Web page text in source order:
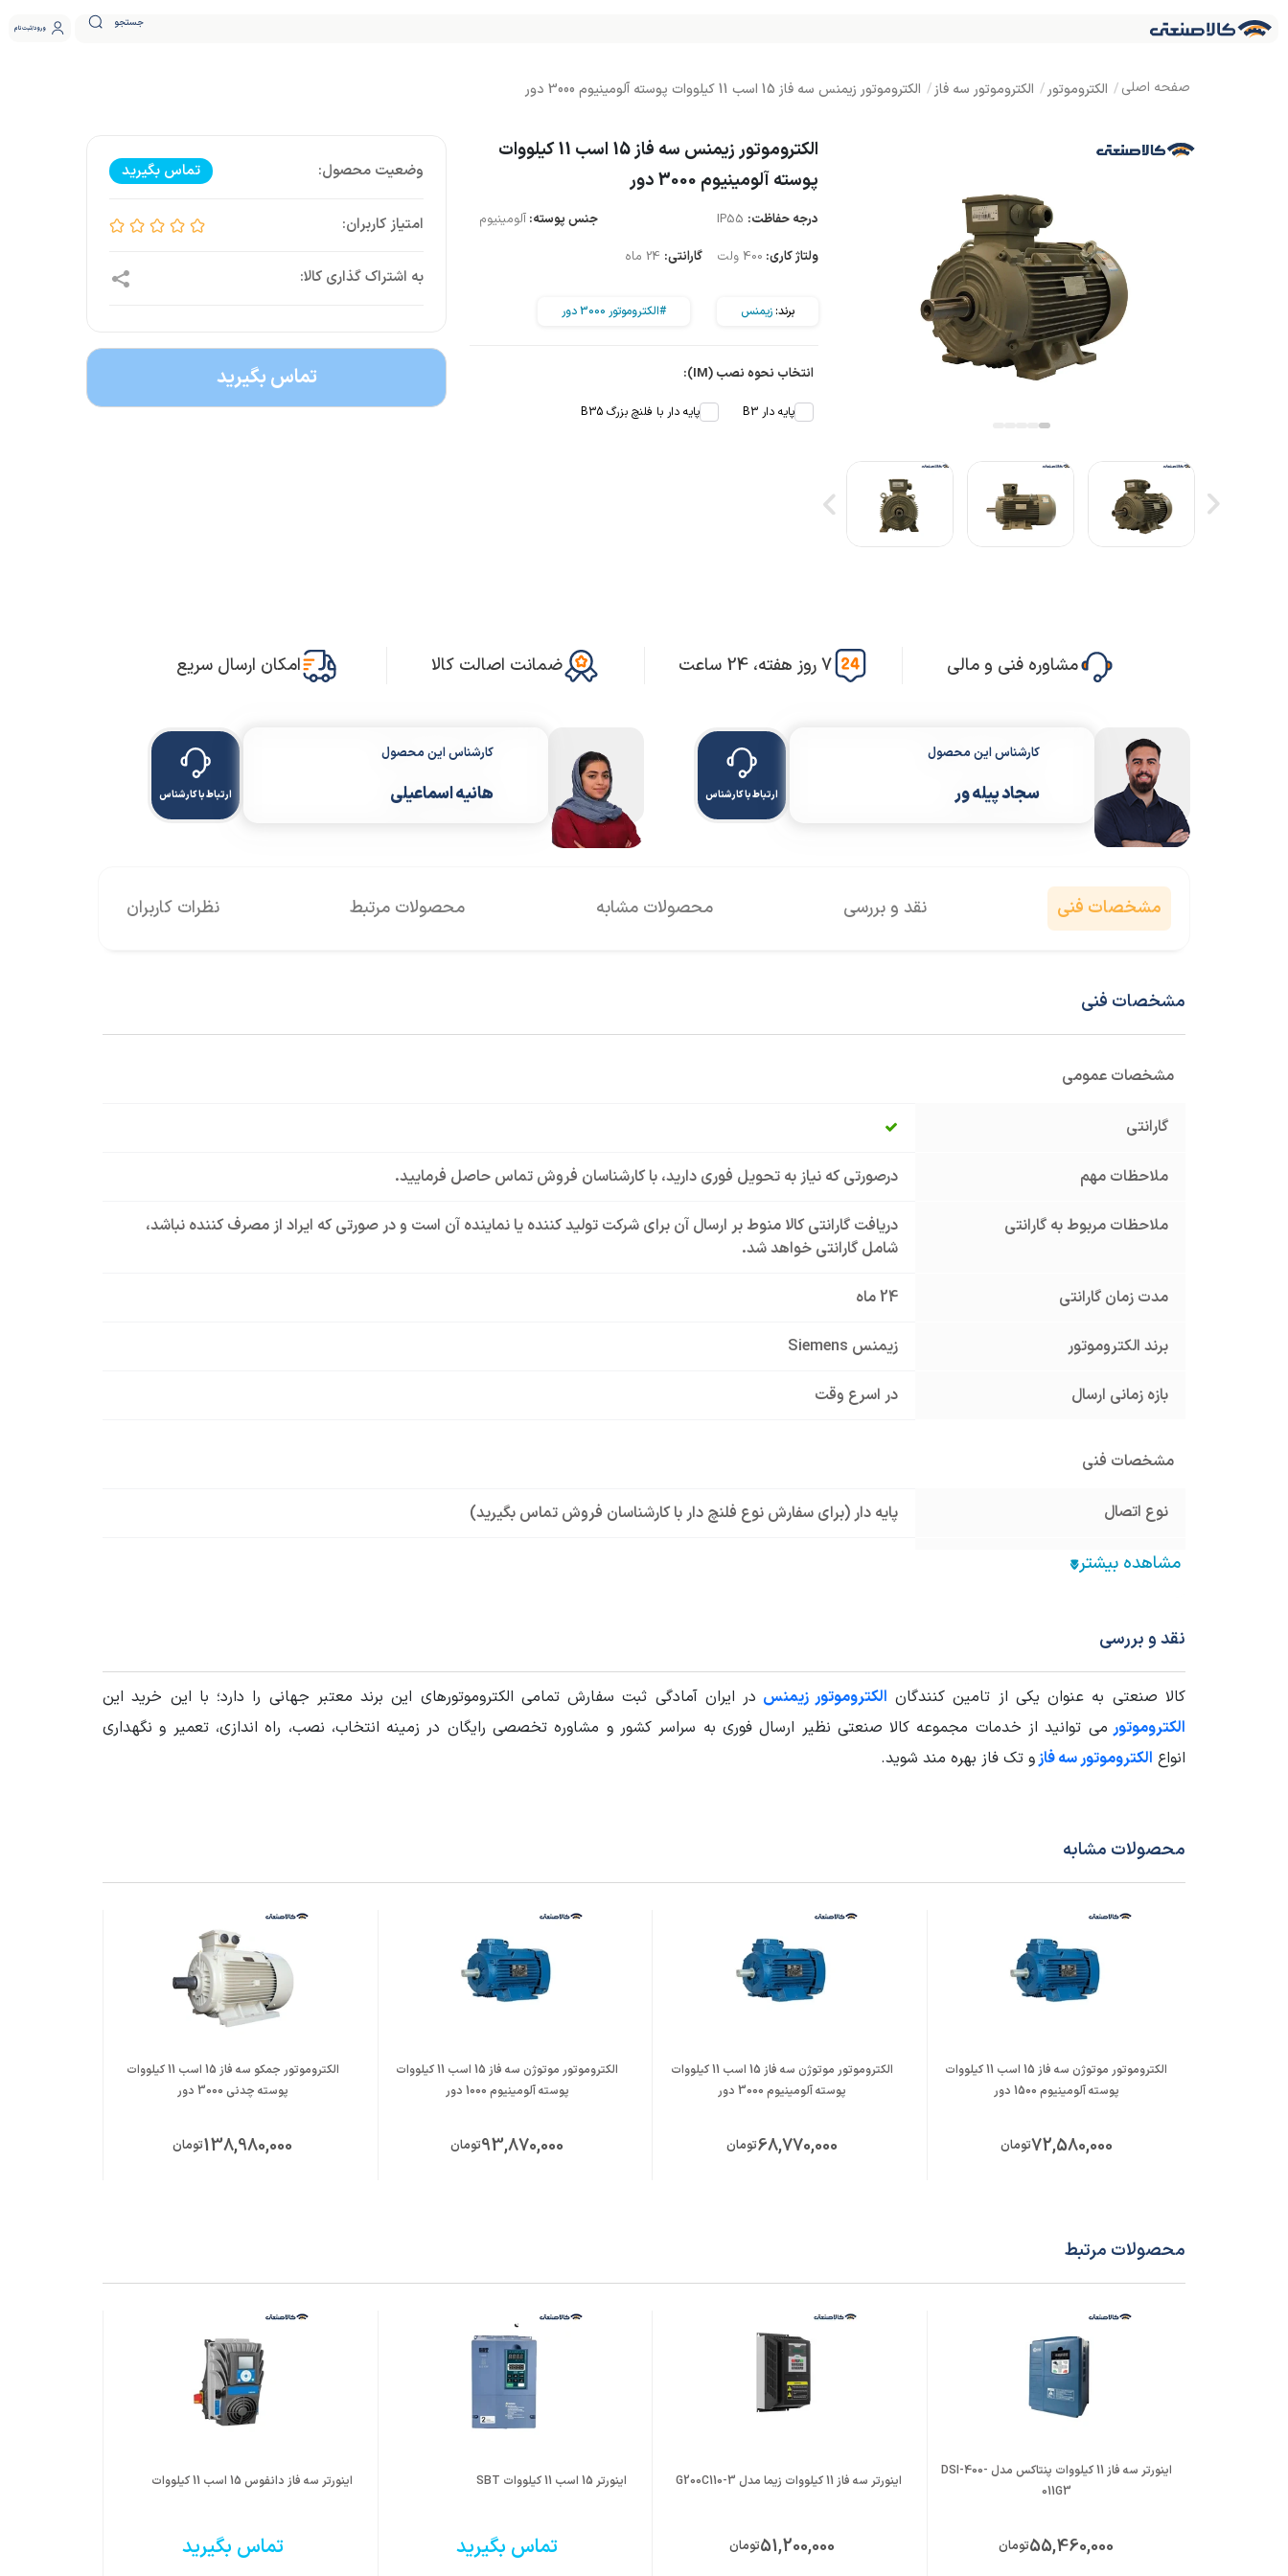
جستجو ورود ثبت نام
الکتروموتور الکتروموتور سه فاز الکتروموتور زیمنس سه فاز 15 اسب 11 کیلووات پوسته آلومینیوم 3000 دور
الکتروموتور زیمنس سه فاز 15 اسب 11 کیلووات
پوسته آلومینیوم 3000 دور
درجه حفاظت: جنس پوسته: آلومینیوم
ولتاژ کاری: 400 ولت گارانتی:
برند:زیمنس #الکتروموتور 3000 دور
انتخاب نحوه نصب (IM):
پایه دار B3 پایه دار با فلنچ بزرگ B35
تماس بگیرید
تماس بگیرید
مشاوره فنی و مالی 7 روز هفته، 24 ساعت ضمانت اصالت کالا امکان ارسال سریع
کارشناس این محصول
سجاد پیله ور ارتباط با کارشناس
کارشناس این محصول
هانیه اسماعیلی ارتباط با کارشناس
مشخصات فنی نقد و بررسی محصولات مشابه محصولات مرتبط نظرات کاربران
مشخصات فنی
مشخصات عمومی
گارانتی
ملاحظات مهم درصورتی که نیاز به تحویل فوری دارید، با کارشناسان فروش تماس حاصل فرمایید.
ملاحظات مربوط به گارانتی
دریافت گارانتی کالا منوط بر ارسال آن برای شرکت تولید کننده یا نماینده آن است و در صورتی که ایراد از مصرف کننده نباشد،
شامل گارانتی خواهد شد.
مدت زمان گارانتی 24 ماه
برند الکتروموتور زیمنس Siemens
بازه زمانی ارسال در اسرع وقت
مشخصات فنی
نوع اتصال پایه دار (برای سفارش نوع فلنچ دار با کارشناسان فروش تماس بگیرید)
کلاس عایقی
IP
54
,
55
منبع الکتریکی الکتروموتور سه فاز
فرکانس (HZ)
دور خروجی الکتروموتور
سایز فریم الکتروموتور
مناسب برای کار دائم
جنس سیم پیچ: مس
نقد و بررسی
کالا صنعتی به عنوان یکی از تامین کنندگان الکتروموتور زیمنس در ایران آمادگی ثبت سفارش تمامی الکتروموتورهای این برند معتبر جهانی را دارد؛ با این خرید این
الکتروموتور می توانید از خدمات مجموعه کالا صنعتی نظیر ارسال فوری به سراسر کشور و مشاوره تخصصی رایگان در زمینه انتخاب، نصب، راه اندازی، تعمیر و نگهداری
انواع الکتروموتور سه فاز و تک فاز بهره مند شوید.
محصولات مشابه
الکتروموتور موتوژن سه فاز 15 اسب 11 کیلووات
پوسته آلومینیوم 1500 دور
72,580,000تومان
الکتروموتور موتوژن سه فاز 15 اسب 11 کیلووات
پوسته آلومینیوم 3000 دور
68,770,000تومان
الکتروموتور موتوژن سه فاز 15 اسب 11 کیلووات
پوسته آلومینیوم 1000 دور
93,870,000تومان
الکتروموتور جمکو سه فاز 15 اسب 11 کیلووات
پوسته چدنی 3000 دور
138,980,000تومان
محصولات مرتبط
اینورتر سه فاز 11 کیلووات پنتاکس مدل DSI-400-
011G3
55,460,000تومان
اینورتر سه فاز 11 کیلووات زیما مدل G200C110-3
51,200,000تومان
اینورتر 15 اسب 11 کیلووات SBT
تماس بگیرید
اینورتر سه فاز دانفوس 15 اسب 11 کیلووات
تماس بگیرید